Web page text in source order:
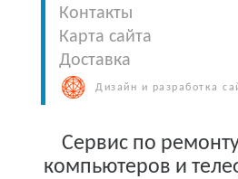
Контакты
Карта сайта
Доставка
Дизайн и разработка
Сервис по
компьютеров и